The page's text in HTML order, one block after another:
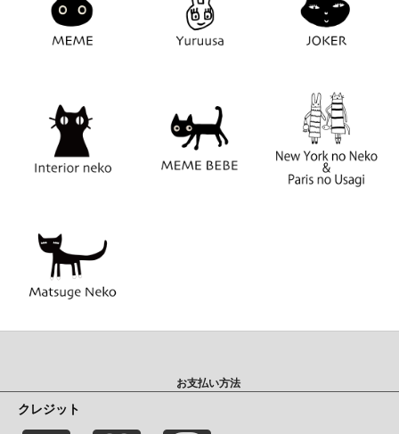
お支払い方法
クレジット